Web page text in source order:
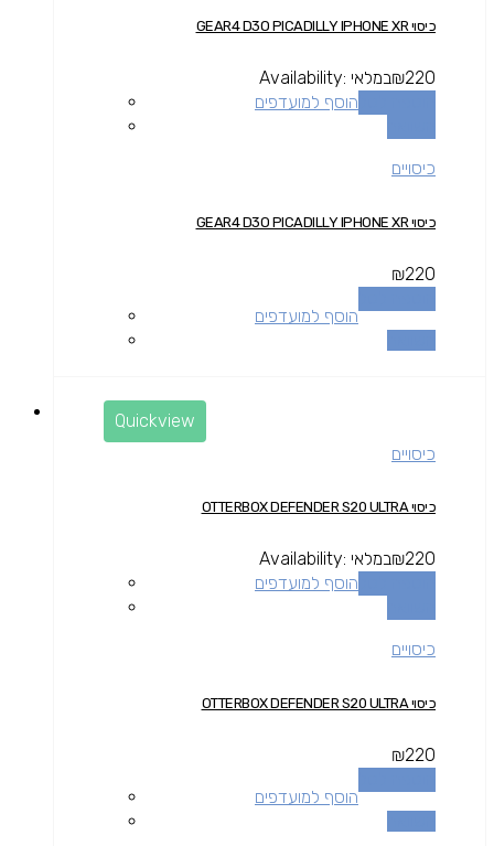
כיסוי GEAR4 D3O PICADILLY IPHONE XR
₪220
Availability: במלאי
הוסף למועדפים
כיסויים
כיסוי GEAR4 D3O PICADILLY IPHONE XR
₪220
הוסף למועדפים
Quickview
כיסויים
כיסוי OTTERBOX DEFENDER S20 ULTRA
₪220
Availability: במלאי
הוסף למועדפים
כיסויים
כיסוי OTTERBOX DEFENDER S20 ULTRA
₪220
הוסף למועדפים